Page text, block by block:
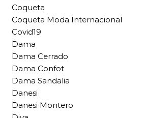
Coqueta
Coqueta Moda Internacional
Covid19
Dama
Dama Cerrado
Dama Confot
Dama Sandalia
Danesi
Danesi Montero